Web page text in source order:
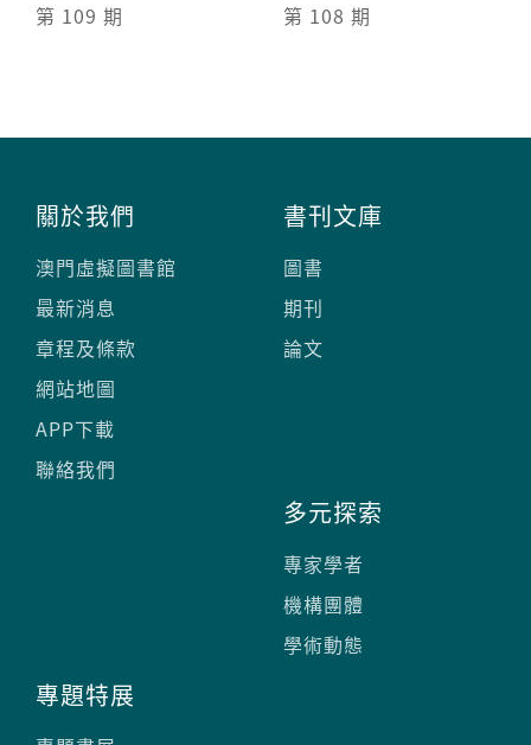
第 109 期
第 108 期
關於我們
澳門虛擬圖書館
最新消息
章程及條款
網站地圖
APP下載
聯絡我們
書刊文庫
圖書
期刊
論文
多元探索
專家學者
機構團體
學術動態
專題特展